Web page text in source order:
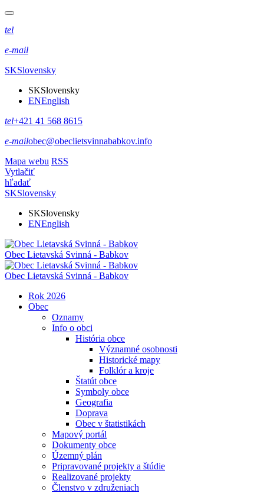
tel
e-mail
SKSlovensky
SKSlovensky
ENEnglish
tel+421 41 568 8615
e-mailobec@obeclietsvinnababkov.info
Mapa webu RSS
Vytlačiť
hľadať
SKSlovensky
SKSlovensky
ENEnglish
Obec Lietavská Svinná - Babkov
Obec Lietavská Svinná - Babkov
Rok 2026
Obec
Oznamy
Info o obci
História obce
Významné osobnosti
Historické mapy
Folklór a kroje
Štatút obce
Symboly obce
Geografia
Doprava
Obec v štatistikách
Mapový portál
Dokumenty obce
Územný plán
Pripravované projekty a štúdie
Realizované projekty
Členstvo v združeniach